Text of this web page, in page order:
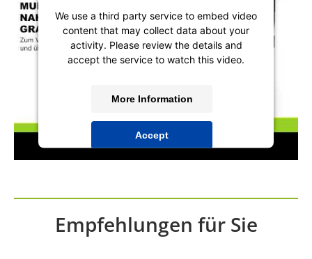
We use a third party service to embed video
content that may collect data about your
activity. Please review the details and
accept the service to watch this video.
More Information
Accept
powered byUsercentrics Consent
Empfehlungen für Sie